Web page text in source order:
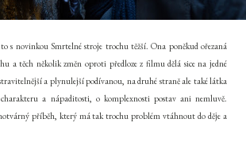
s novinkou Smrtelné stroje trochu těžší. Ona poněkud ořezaná
a těch několik změn oproti předloze z filmu dělá sice na jedné
a plynulejší podívanou, na druhé straně ale také látka
a nápaditosti, o komplexnosti postav ani nemluvě.
příběh, který má tak trochu problém vtáhnout do děje a